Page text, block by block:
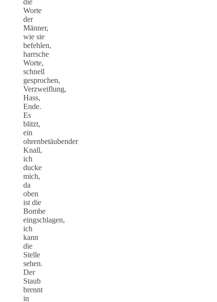
Worte
der
Männer,
wie sie
befehlen,
harrsche
Worte,
schnell
gesprochen,
Verzweiflung,
Hass,
Ende.
Es
blitzt,
ein
ohrenbetäubender
Knall,
ich
ducke
mich,
da
oben
ist die
Bombe
eingschlagen,
ich
kann
die
Stelle
sehen.
Der
Staub
brennt
in